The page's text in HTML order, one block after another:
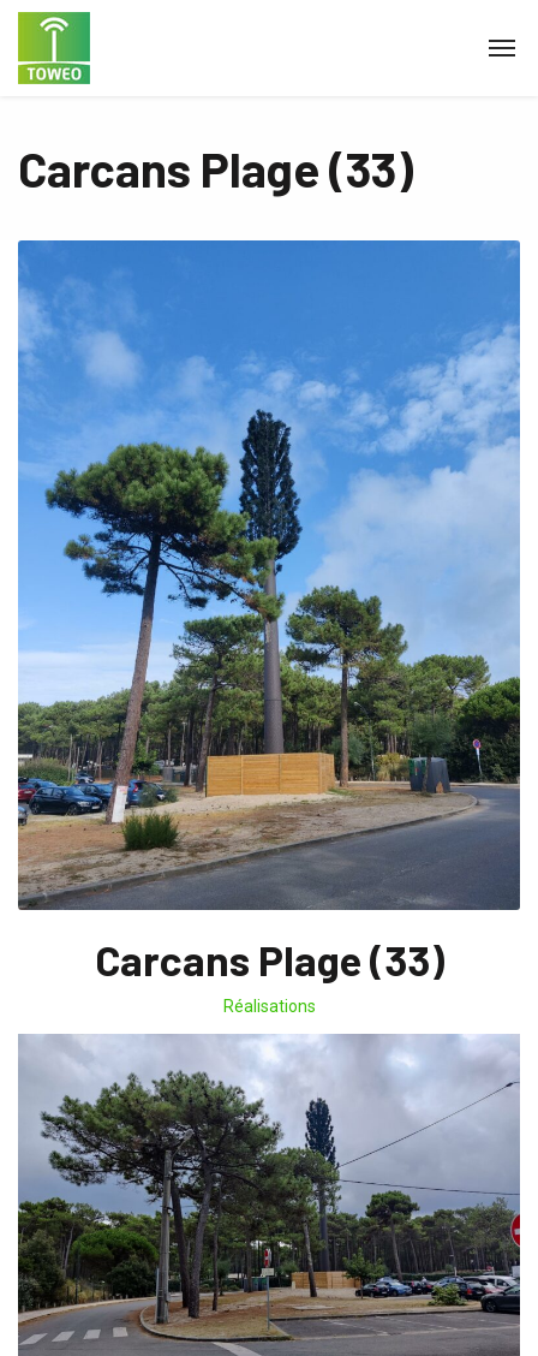
Carcans Plage (33)
Carcans Plage (33)
Réalisations